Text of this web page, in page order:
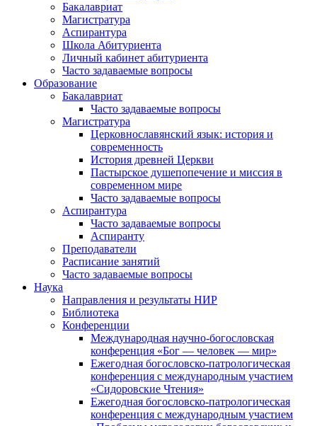
Бакалавриат
Магистратура
Аспирантура
Школа Абитуриента
Личный кабинет абитуриента
Часто задаваемые вопросы
Образование
Бакалавриат
Часто задаваемые вопросы
Магистратура
Церковнославянский язык: история и
современность
История древней Церкви
Пастырское душепопечение и миссия в
современном мире
Часто задаваемые вопросы
Аспирантура
Часто задаваемые вопросы
Аспиранту
Преподаватели
Расписание занятий
Часто задаваемые вопросы
Наука
Направления и результаты НИР
Библиотека
Конференции
Международная научно-богословская
конференция «Бог — человек — мир»
Ежегодная богословско-патрологическая
конференция с международным участием
«Сидоровские Чтения»
Ежегодная богословско-патрологическая
конференция с международным участием